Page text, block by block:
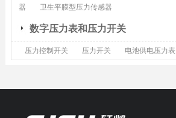
器
卫生平膜型压力传感器
数字压力表和压力开关
压力控制开关 压力开关 电池供电压力表